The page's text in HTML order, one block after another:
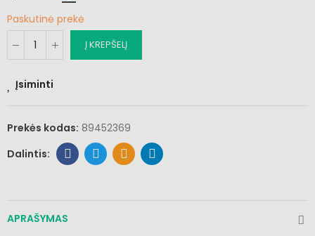
Paskutinė prekė
Į KREPŠELĮ
Įsiminti
Prekės kodas: 89452369
APRAŠYMAS